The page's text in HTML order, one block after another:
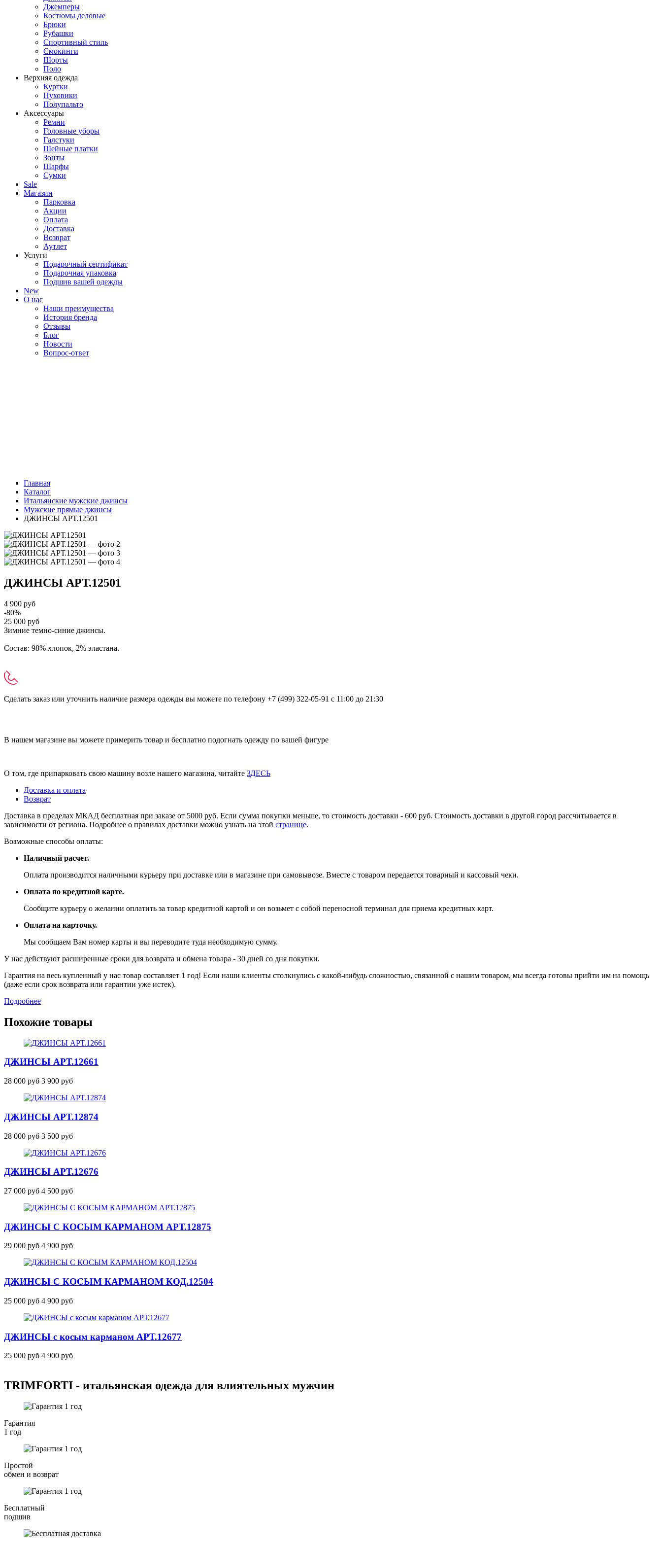
Джемперы
Костюмы деловые
Брюки
Рубашки
Спортивный стиль
Смокинги
Шорты
Поло
Верхняя одежда
Куртки
Пуховики
Полупальто
Аксессуары
Ремни
Головные уборы
Галстуки
Шейные платки
Зонты
Шарфы
Сумки
Sale
Магазин
Парковка
Акции
Оплата
Доставка
Возврат
Аутлет
Услуги
Подарочный сертификат
Подарочная упаковка
Подшив вашей одежды
New
О нас
Наши преимущества
История бренда
Отзывы
Блог
Новости
Вопрос-ответ
Главная
Каталог
Итальянские мужские джинсы
Мужские прямые джинсы
ДЖИНСЫ АРТ.12501
ДЖИНСЫ АРТ.12501
4 900 руб
-80%
25 000 руб
Зимние темно-синие джинсы.
Состав: 98% хлопок, 2% эластана.
Сделать заказ или уточнить наличие размера одежды вы можете по телефону +7 (499) 322-05-91 с 11:00 до 21:30
В нашем магазине вы можете примерить товар и бесплатно подогнать одежду по вашей фигуре
О том, где припарковать свою машину возле нашего магазина, читайте ЗДЕСЬ
Доставка и оплата
Возврат
Доставка в пределах МКАД бесплатная при заказе от 5000 руб. Если сумма покупки меньше, то стоимость доставки - 600 руб. Стоимость доставки в другой город рассчитывается в
зависимости от региона. Подробнее о правилах доставки можно узнать на этой странице.
Возможные способы оплаты:
Наличный расчет.
Оплата производится наличными курьеру при доставке или в магазине при самовывозе. Вместе с товаром передается товарный и кассовый чеки.
Оплата по кредитной карте.
Сообщите курьеру о желании оплатить за товар кредитной картой и он возьмет с собой переносной терминал для приема кредитных карт.
Оплата на карточку.
Мы сообщаем Вам номер карты и вы переводите туда необходимую сумму.
У нас действуют расширенные сроки для возврата и обмена товара - 30 дней со дня покупки.
Гарантия на весь купленный у нас товар составляет 1 год! Если наши клиенты столкнулись с какой-нибудь сложностью, связанной с нашим товаром, мы всегда готовы прийти им на помощь
(даже если срок возврата или гарантии уже истек).
Подробнее
Похожие товары
ДЖИНСЫ АРТ.12661
28 000 руб 3 900 руб
ДЖИНСЫ АРТ.12874
28 000 руб 3 500 руб
ДЖИНСЫ АРТ.12676
27 000 руб 4 500 руб
ДЖИНСЫ С КОСЫМ КАРМАНОМ АРТ.12875
29 000 руб 4 900 руб
ДЖИНСЫ С КОСЫМ КАРМАНОМ КОД.12504
25 000 руб 4 900 руб
ДЖИНСЫ с косым карманом АРТ.12677
25 000 руб 4 900 руб
TRIMFORTI - итальянская одежда для влиятельных мужчин
Гарантия
1 год
Простой
обмен и возврат
Бесплатный
подшив